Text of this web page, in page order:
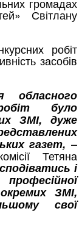
Світлану
робіт
засобів
обласного
було
ЗМІ, дуже
газет, –
Тетяна
і
ЗМІ,
свої